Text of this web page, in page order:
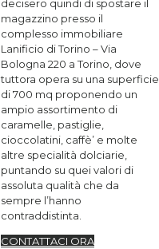
decisero quindi di spostare il
magazzino presso il
complesso immobiliare
Lanificio di Torino – Via
Bologna 220 a Torino, dove
tuttora opera su una superficie
di 700 mq proponendo un
ampio assortimento di
caramelle, pastiglie,
cioccolatini, caffè’ e molte
altre specialità dolciarie,
puntando su quei valori di
assoluta qualità che da
sempre l’hanno
contraddistinta.
CONTATTACI ORA